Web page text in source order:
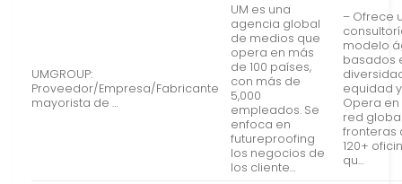
UMGROUP:
Proveedor/Empresa/Fabricante
mayorista de …
UM es una
agencia global
de medios que
opera en más
de 100 países,
con más de
5,000
empleados. Se
enfoca en
futureproofing
los negocios de
los cliente…
– Ofrece
modelo
basados
equidad
Opera en
red
fronteras
120+
qu…